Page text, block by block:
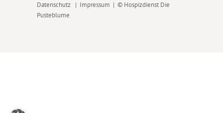
Datenschutz | Impressum | © Hospizdienst Die
Pusteblume